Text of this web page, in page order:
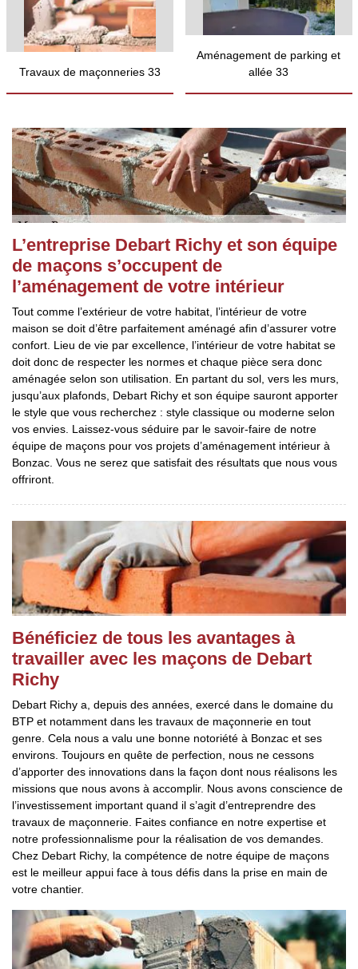
Travaux de maçonneries 33
Aménagement de parking et
allée 33
L’entreprise Debart Richy et son équipe
de maçons s’occupent de
l’aménagement de votre intérieur
Tout comme l’extérieur de votre habitat, l’intérieur de votre
maison se doit d’être parfaitement aménagé afin d’assurer votre
confort. Lieu de vie par excellence, l’intérieur de votre habitat se
doit donc de respecter les normes et chaque pièce sera donc
aménagée selon son utilisation. En partant du sol, vers les murs,
jusqu’aux plafonds, Debart Richy et son équipe sauront apporter
le style que vous recherchez : style classique ou moderne selon
vos envies. Laissez-vous séduire par le savoir-faire de notre
équipe de maçons pour vos projets d’aménagement intérieur à
Bonzac. Vous ne serez que satisfait des résultats que nous vous
offriront.
Bénéficiez de tous les avantages à
travailler avec les maçons de Debart
Richy
Debart Richy a, depuis des années, exercé dans le domaine du
BTP et notamment dans les travaux de maçonnerie en tout
genre. Cela nous a valu une bonne notoriété à Bonzac et ses
environs. Toujours en quête de perfection, nous ne cessons
d’apporter des innovations dans la façon dont nous réalisons les
missions que nous avons à accomplir. Nous avons conscience de
l’investissement important quand il s’agit d’entreprendre des
travaux de maçonnerie. Faites confiance en notre expertise et
notre professionnalisme pour la réalisation de vos demandes.
Chez Debart Richy, la compétence de notre équipe de maçons
est le meilleur appui face à tous défis dans la prise en main de
votre chantier.